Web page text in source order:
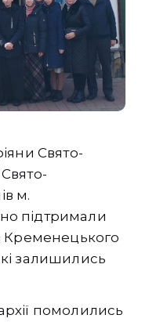
Свято-
м.
підтримали
Кременецького
залишились
помолились